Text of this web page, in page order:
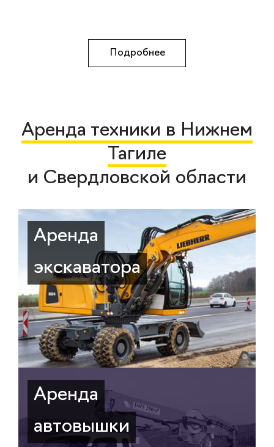
Подробнее
Аренда техники в Нижнем
Тагиле
и Свердловской области
Аренда
экскаватора
Аренда
автовышки